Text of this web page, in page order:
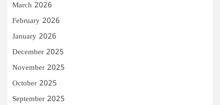
March 2026
February 2026
January 2026
December 2025
November 2025
October 2025
September 2025